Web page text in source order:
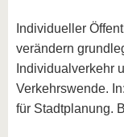
Individueller
verändern
Individualverkehr
Verkehrswende.
für Stadtplanung.